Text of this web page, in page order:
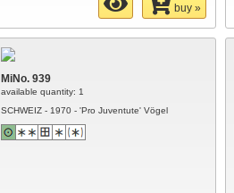
buy »
MiNo. 939
available quantity: 1
SCHWEIZ - 1970 - 'Pro Juventute' Vögel